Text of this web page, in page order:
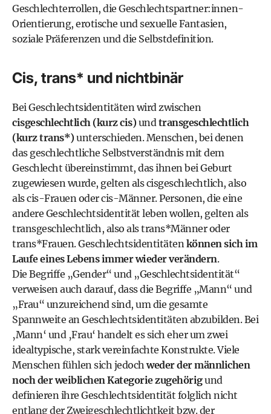
Geschlechterrollen, die Geschlechtspartner:innen-
Orientierung, erotische und sexuelle Fantasien,
soziale Präferenzen und die Selbstdefinition.
Cis, trans* und nichtbinär
Bei Geschlechtsidentitäten wird zwischen
cisgeschlechtlich (kurz cis)und transgeschlechtlich
(kurz trans*)unterschieden. Menschen, bei denen
das geschlechtliche Selbstverständnis mit dem
Geschlecht übereinstimmt, das ihnen bei Geburt
zugewiesen wurde, gelten als cisgeschlechtlich, also
als cis-Frauen oder cis-Männer. Personen, die eine
andere Geschlechtsidentität leben wollen, gelten als
transgeschlechtlich, also als trans*Männer oder
trans*Frauen. Geschlechtsidentitäten können sich im
Laufe eines Lebens immer wieder verändern.
Die Begriffe „Gender“ und „Geschlechtsidentität“
verweisen auch darauf, dass die Begriffe „Mann“ und
„Frau“ unzureichend sind, um die gesamte
Spannweite an Geschlechtsidentitäten abzubilden. Bei
‚Mann‘ und ‚Frau‘ handelt es sich eher um zwei
idealtypische, stark vereinfachte Konstrukte. Viele
Menschen fühlen sich jedochweder der männlichen
noch der weiblichen Kategorie zugehörigund
definieren ihre Geschlechtsidentität folglich nicht
entlang der Zweigeschlechtlichtkeit bzw. der